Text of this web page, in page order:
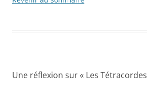
Une réflexion sur « Les Tétracordes